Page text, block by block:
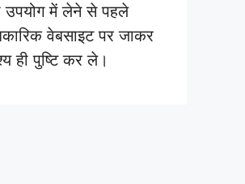
उपयोग में लेने से पहले
वेबसाइट पर जाकर
ही पुष्टि कर ले।